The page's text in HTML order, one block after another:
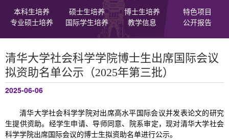
本科生培养 硕士生培养 博士生培养
特色项目
专业硕士培养
国际学生培养 教学信息 公开报告
清华大学社会科学学院博士生出席国际会议
拟资助名单公示（2025年第三批）
2025-06-06
清华大学社会科学学院对出席高水平国际会议并发表论文的研究
生提供资助。经学生申请、导师同意、院系审定，现对清华大学社会
科学学院出席国际会议的博士生拟资助名单进行公示。